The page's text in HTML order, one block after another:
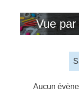
Vue par
Aucun